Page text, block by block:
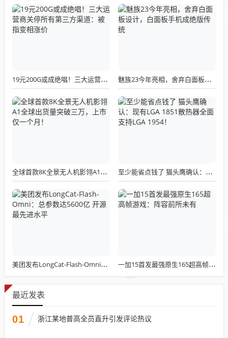
19元200G或成绝唱！三大运营商关停所有第三方渠道：被指变相涨价 魅族23今年亮相，舍弃白面板设计，白面板手机成绝版传统
全球首款8K全景无人机影翎A1全球出货量突破三万，上市仅一个月！ 至少能省点钱了 猫头鹰确认：现有LGA 1851散热器全面支持LGA 1954！
美团发布LongCat-Flash-Omni：总参数达5600亿 开源最先进水平 一加15首发最强原生165超高帧游戏：阵容前所未有
最近发表
01 浙江某地普高全员直升引发评论热议